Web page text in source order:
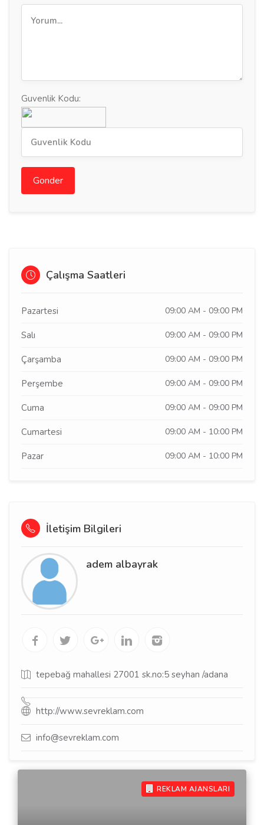
Guvenlik Kodu:
Gonder
Çalışma Saatleri
Pazartesi 09:00 AM - 09:00 PM
Salı 09:00 AM - 09:00 PM
Çarşamba 09:00 AM - 09:00 PM
Perşembe 09:00 AM - 09:00 PM
Cuma 09:00 AM - 09:00 PM
Cumartesi 09:00 AM - 10:00 PM
Pazar 09:00 AM - 10:00 PM
İletişim Bilgileri
adem albayrak
tepebağ mahallesi 27001 sk.no:5 seyhan /adana
http://www.sevreklam.com
info@sevreklam.com
REKLAM AJANSLARI